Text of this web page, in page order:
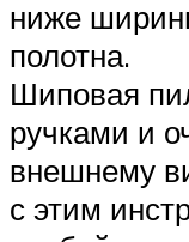
ниже
полотна.
Шиповая
ручками и
внешнему
с этим